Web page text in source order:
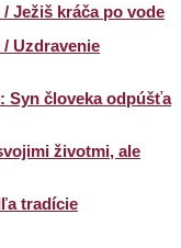
Ježiš kráča po vode
Uzdravenie
Syn človeka odpúšťa
životmi, ale
tradície